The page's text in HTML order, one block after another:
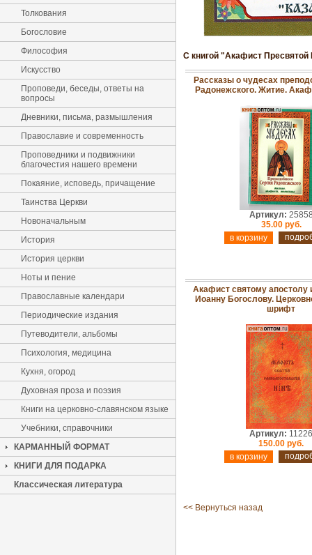
Толкования
Богословие
Философия
Искусство
Проповеди, беседы, ответы на
вопросы
Дневники, письма, размышления
Православие и современность
Проповедники и подвижники
благочестия нашего времени
Покаяние, исповедь, причащение
Таинства Церкви
Новоначальным
История
История церкви
Ноты и пение
Православные календари
Периодические издания
Путеводители, альбомы
Психология, медицина
Кухня, огород
Духовная проза и поэзия
Книги на церковно-славянском языке
Учебники, справочники
КАРМАННЫЙ ФОРМАТ
КНИГИ ДЛЯ ПОДАРКА
Классическая литература
С книгой "Акафист
Рассказы о чудесах
Радонежского. Житие.
Артикул:
35.00 руб.
Акафист святому апостолу
Иоанну Богослову.
шрифт
Артикул: 11226
150.00 руб.
<< Вернуться назад